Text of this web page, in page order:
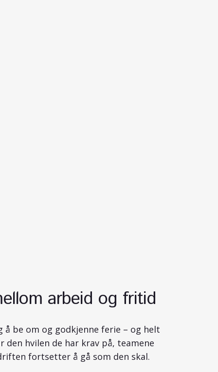
arbeid og fritid
be om og godkjenne ferie – og helt
hvilen de har krav på, teamene
fortsetter å gå som den skal.